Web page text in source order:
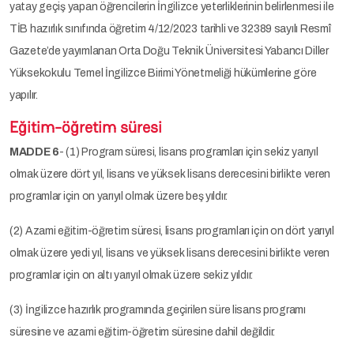
yatay geçiş yapan öğrencilerin İngilizce yeterliklerinin belirlenmesi ile
TİB hazırlık sınıfında öğretim 4/12/2023 tarihli ve 32389 sayılı Resmî
Gazete’de yayımlanan Orta Doğu Teknik Üniversitesi Yabancı Diller
Yüksekokulu Temel İngilizce Birimi Yönetmeliği hükümlerine göre
yapılır.
Eğitim-öğretim süresi
MADDE 6- (1) Program süresi, lisans programları için sekiz yarıyıl
olmak üzere dört yıl, lisans ve yüksek lisans derecesini birlikte veren
programlar için on yarıyıl olmak üzere beş yıldır.
(2) Azami eğitim-öğretim süresi, lisans programları için on dört yarıyıl
olmak üzere yedi yıl, lisans ve yüksek lisans derecesini birlikte veren
programlar için on altı yarıyıl olmak üzere sekiz yıldır.
(3) İngilizce hazırlık programında geçirilen süre lisans programı
süresine ve azami eğitim-öğretim süresine dahil değildir.